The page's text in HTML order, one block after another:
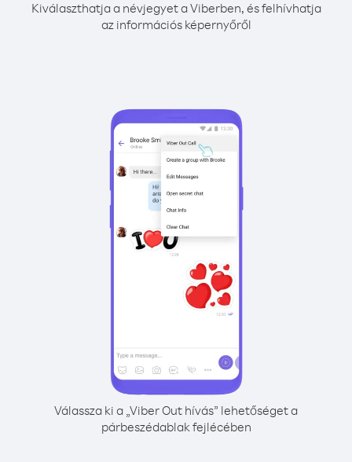
Kiválaszthatja a névjegyet a Viberben, és felhívhatja
az információs képernyőről
Válassza ki a „Viber Out hívás” lehetőséget a
párbeszédablak fejlécében